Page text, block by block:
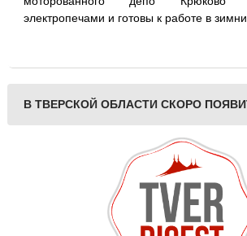
электропечами и готовы к работе в
В ТВЕРСКОЙ ОБЛАСТИ СКОРО